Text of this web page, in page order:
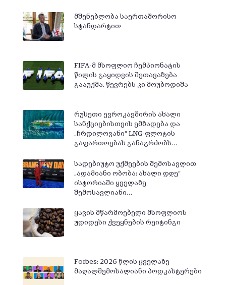
მშენებლობა საერთაშორისო
სტანდარტით
FIFA-მ მსოფლიო ჩემპიონატის
წილის გაყიდვის შეთავაზება
გააუქმა, წევრებს კი მოუბოდიშა
რუსეთი ევროკავშირის ახალი
სანქციებისთვის ემზადება და
„ჩრდილოვანი“ LNG-ფლოტის
გაფართოებას განაგრძობს…
სადებიუტო უქმეების შემოსავლით
„ადამიანი ობობა: ახალი დღე“
ისტორიაში ყველაზე
შემოსავლიანი…
ყავის მწარმოებელი მსოფლიოს
უდიდესი ქვეყნების რეიტინგი
Forbes: 2026 წლის ყველაზე
მაღალშემოსალიანი პოდკასტერები